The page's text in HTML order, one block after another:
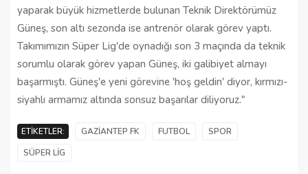
yaparak büyük hizmetlerde bulunan Teknik Direktörümüz
Güneş, son altı sezonda ise antrenör olarak görev yaptı.
Takımımızın Süper Lig'de oynadığı son 3 maçında da teknik
sorumlu olarak görev yapan Güneş, iki galibiyet almayı
başarmıştı. Güneş'e yeni görevine 'hoş geldin' diyor, kırmızı-
siyahlı armamız altında sonsuz başarılar diliyoruz."
ETIKETLER: GAZIANTEP FK FUTBOL
SPOR
SÜPER LIG